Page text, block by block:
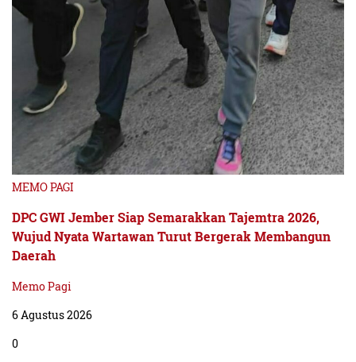
MEMO PAGI
DPC GWI Jember Siap Semarakkan Tajemtra 2026,
Wujud Nyata Wartawan Turut Bergerak Membangun
Daerah
Memo Pagi
6 Agustus 2026
0